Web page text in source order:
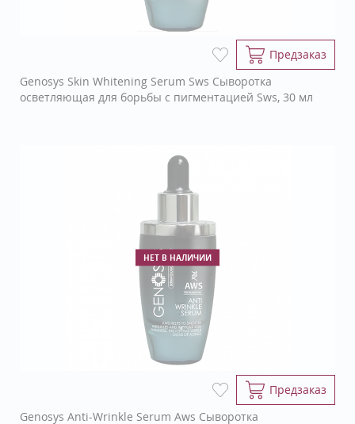
Предзаказ
Genosys Skin Whitening Serum Sws Сыворотка
осветляющая для борьбы с пигментацией Sws, 30 мл
НЕТ В НАЛИЧИИ
Предзаказ
Genosys Anti-Wrinkle Serum Aws Сыворотка